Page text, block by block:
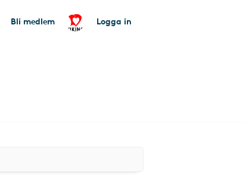
Bli medlem Logga in